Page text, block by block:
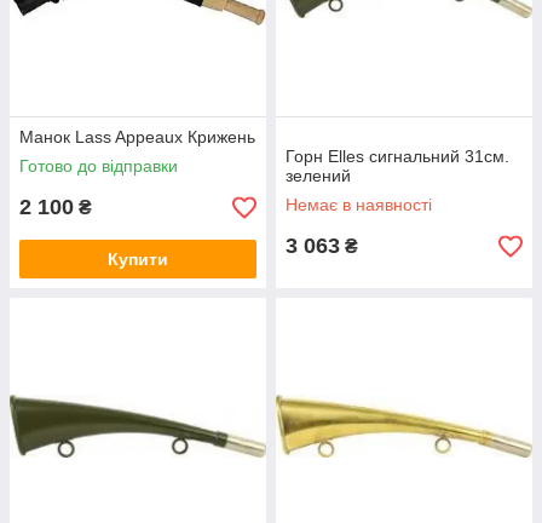
Манок Lass Appeaux Крижень
Готово до відправки
2 100 ₴
Купити
Горн Elles сигнальний 31см.
зелений
Немає в наявності
3 063 ₴